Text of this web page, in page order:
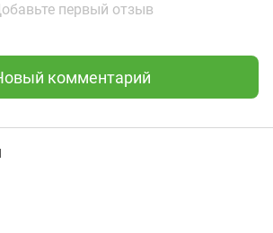
первый отзыв
комментарий